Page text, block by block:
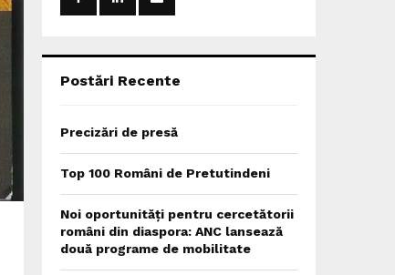
:
Postări Recente
Precizări de presă
Top 100 Români de Pretutindeni
Noi oportunități pentru cercetătorii
români din diaspora: ANC lansează
două programe de mobilitate